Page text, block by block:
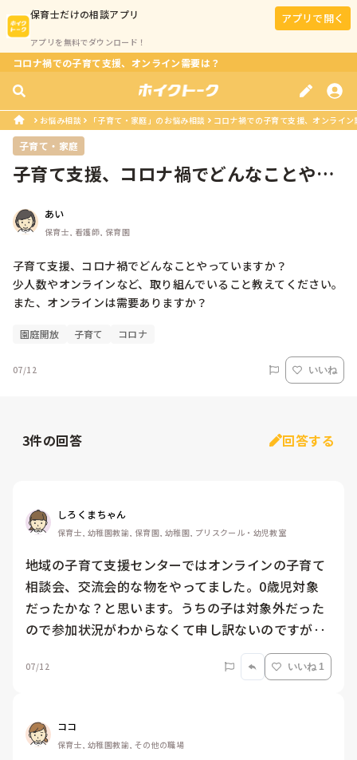
保育士だけの相談アプリ
アプリを無料でダウンロード！
アプリで開く
コロナ禍での子育て支援、オンライン需要は？
お悩み相談 「子育て・家庭」のお悩み相談 コロナ禍での子育て支援、オンライン
子育て・家庭
子育て支援、コロナ禍でどんなことやっ
あい
保育士, 看護師, 保育園
子育て支援、コロナ禍でどんなことやっていますか？
少人数やオンラインなど、取り組んでいること教えてください。
また、オンラインは需要ありますか？
園庭開放 子育て コロナ
07/12 いいね
3件の回答 回答する
しろくまちゃん
保育士, 幼稚園教諭, 保育園, 幼稚園, プリスクール・幼児教室
地域の子育て支援センターではオンラインの子育て
相談会、交流会的な物をやってました。0歳児対象
だったかな？と思います。うちの子は対象外だった
ので参加状況がわからなくて申し訳ないのですが‥
07/12 いいね 1
ココ
保育士, 幼稚園教諭, その他の職場